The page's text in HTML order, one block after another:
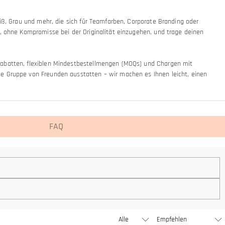
Grau und mehr, die sich für Teamfarben, Corporate Branding oder
Kompromisse bei der Originalität einzugehen, und trage deinen
flexiblen Mindestbestellmengen (MOQs) und Chargen mit
Gruppe von Freunden ausstatten – wir machen es Ihnen leicht, einen
FAQ
aber wir werden bald unsere Schmuckgeschäfte in den Vereinigten